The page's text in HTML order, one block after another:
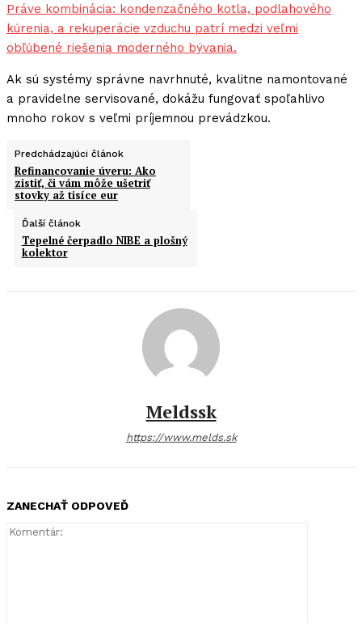
Práve kombinácia: kondenzačného kotla, podlahového
kúrenia, a rekuperácie vzduchu patrí medzi veľmi
obľúbené riešenia moderného bývania.
Ak sú systémy správne navrhnuté, kvalitne namontované
a pravidelne servisované, dokážu fungovať spoľahlivo
mnoho rokov s veľmi príjemnou prevádzkou.
Predchádzajúci článok
Refinancovanie úveru: Ako
zistiť, či vám môže ušetriť
stovky až tisíce eur
Ďalší článok
Tepelné čerpadlo NIBE a plošný
kolektor
Meldssk
https://www.melds.sk
ZANECHAŤ ODPOVEĎ